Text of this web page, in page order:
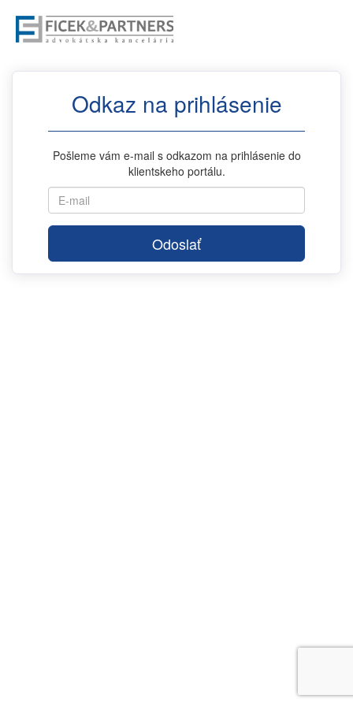
Odkaz na prihlásenie
Pošleme vám e-mail s odkazom na prihlásenie do
klientskeho portálu.